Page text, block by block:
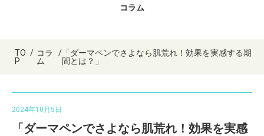
コラム
TO
P
/ コラ
ム
/ 「ダーマペンでさよなら肌荒れ！効果を実感する期
間とは？」
2024年10月5日
「ダーマペンでさよなら肌荒れ！効果を実感